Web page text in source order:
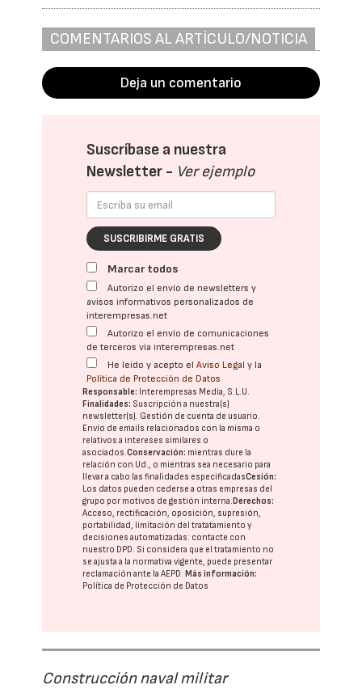
COMENTARIOS AL ARTÍCULO/NOTICIA
Deja un comentario
Suscríbase a nuestra
Newsletter - Ver ejemplo
SUSCRIBIRME GRATIS
Marcar todos
Autorizo el envío de newsletters y
avisos informativos personalizados de
interempresas.net
Autorizo el envío de comunicaciones
de terceros vía interempresas.net
He leído y acepto elAviso Legal y la
Política de Protección de Datos
Responsable: Interempresas Media, S.L.U.
Finalidades: Suscripción a nuestra(s)
newsletter(s). Gestión de cuenta de usuario.
Envío de emails relacionados con la misma o
relativos a intereses similares o
asociados.Conservación: mientras dure la
relación con Ud., o mientras sea necesario para
llevar a cabo las finalidades especificadasCesión:
Los datos pueden cederse a otras empresas del
grupo por motivos de gestión interna. Derechos:
Acceso, rectificación, oposición, supresión,
portabilidad, limitación del tratatamiento y
decisiones automatizadas: contacte con
nuestro DPD. Si considera que el tratamiento no
se ajusta a la normativa vigente, puede presentar
reclamación ante laAEPD. Más información:
Política de Protección de Datos
Construcción naval militar